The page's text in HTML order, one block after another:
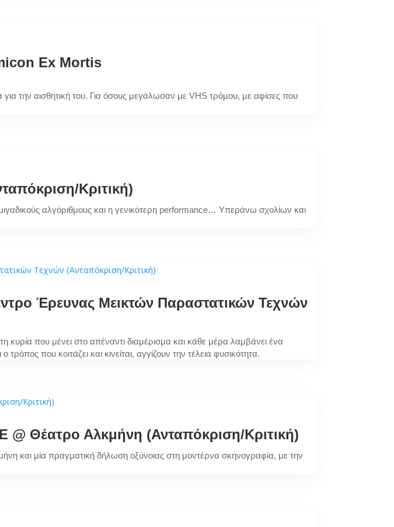
Ex Mortis
την αισθητική του. Για όσους μεγάλωσαν με VHS τρόμου, με αφίσες που
Κριτική)
αλγόριθμους και η γενικότερη performance… Υπεράνω σχολίων και
Έρευνας Μεικτών Παραστατικών Τεχνών
κυρία που μένει στο απέναντι διαμέρισμα και κάθε μέρα λαμβάνει ένα
που κοιτάζει και κινείται, αγγίζουν την τέλεια φυσικότητα.
Θέατρο Αλκμήνη (Ανταπόκριση/Κριτική)
και μία πραγματική δήλωση οξύνοιας στη μοντέρνα σκηνογραφία, με την